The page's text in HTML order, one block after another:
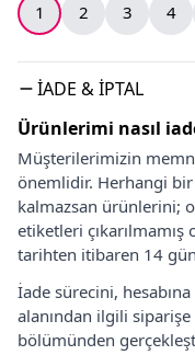
1 2 3 4
İADE & İPTAL
Ürünlerimi nasıl
Müşterilerimizin
önemlidir. Herhangi
kalmazsan ürünlerini;
etiketleri çıkarılmamış
tarihten itibaren 14
İade sürecini,
alanından ilgili
bölümünden